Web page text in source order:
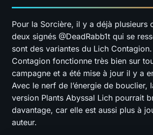
Pour la Sorcière, il y a déjà plusieurs
deux signés @DeadRabb1t qui se
sont des variantes du Lich
Contagion fonctionne très bien sur
campagne et a été mise à jour il y a
Avec le nerf de l’énergie de bouclier,
version Plants Abyssal Lich pourrait
davantage, car elle est aussi plus à
auteur.